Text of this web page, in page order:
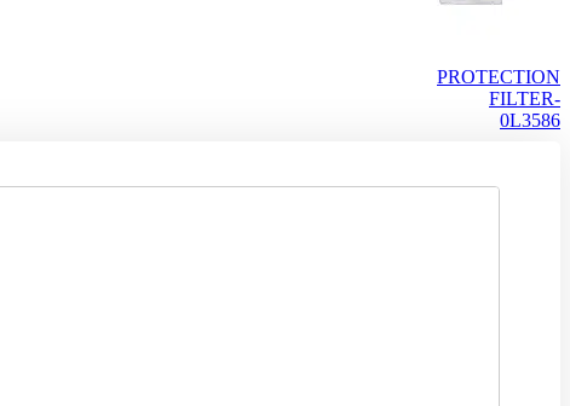
PROTECTION
FILTER-
0L3586